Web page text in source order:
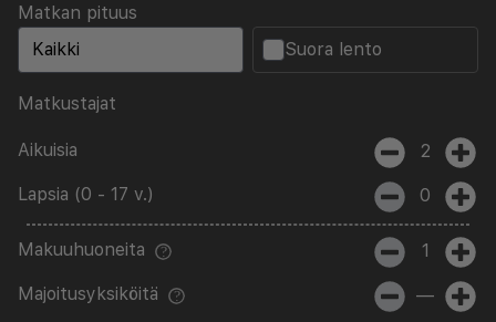
Matkan pituus
Suora lento
Matkustajat
Aikuisia 2
Lapsia (0 - 17 v.) 0
Makuuhuoneita 1
Majoitusyksiköitä —